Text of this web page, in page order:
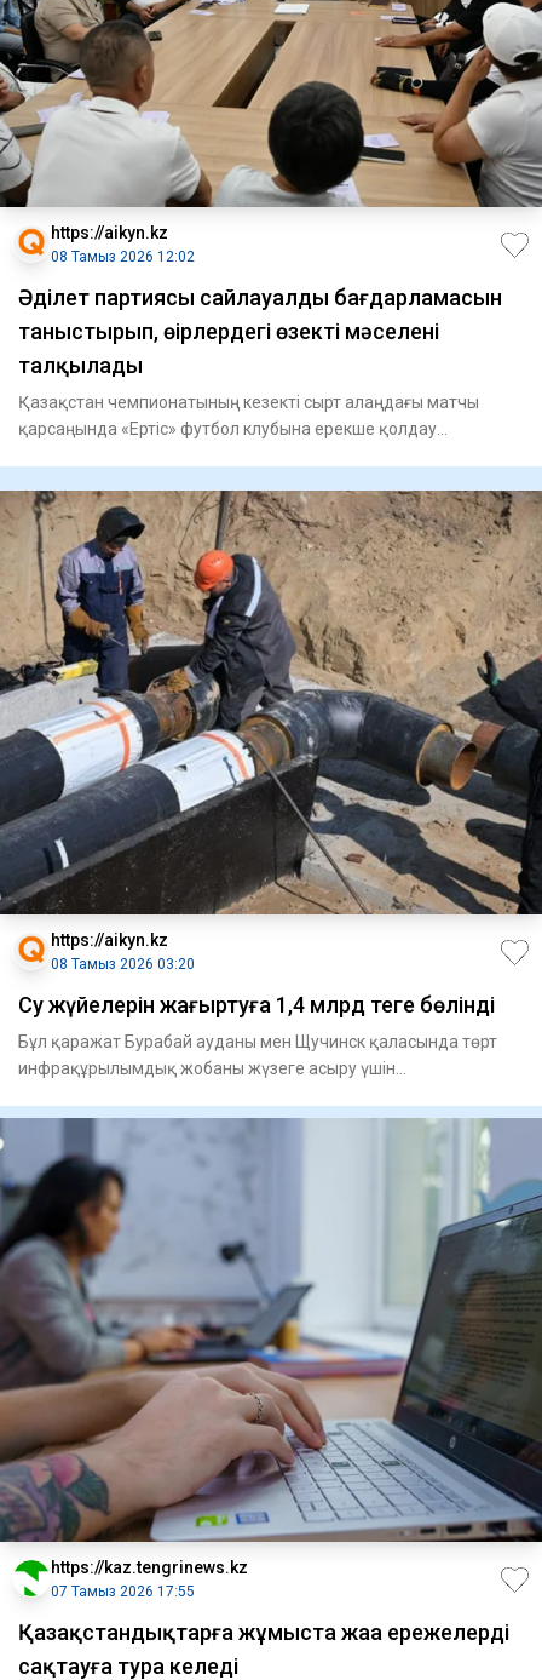
https://aikyn.kz
08 Тамыз 2026 12:02
Әділет партиясы сайлауалды бағдарламасын
таныстырып, өңірлердегі өзекті мәселені
талқылады
Қазақстан чемпионатының кезекті сырт алаңдағы матчы
қарсаңында «Ертіс» футбол клубына ерекше қолдау
https://aikyn.kz
08 Тамыз 2026 03:20
Су жүйелерін жаңғыртуға 1,4 млрд теңге бөлінді
Бұл қаражат Бурабай ауданы мен Щучинск қаласында төрт
инфрақұрылымдық жобаны жү­зеге асыру үшін
https://kaz.tengrinews.kz
07 Тамыз 2026 17:55
Қазақстандықтарға жұмыста жаңа ережелерді
сақтауға тура келеді